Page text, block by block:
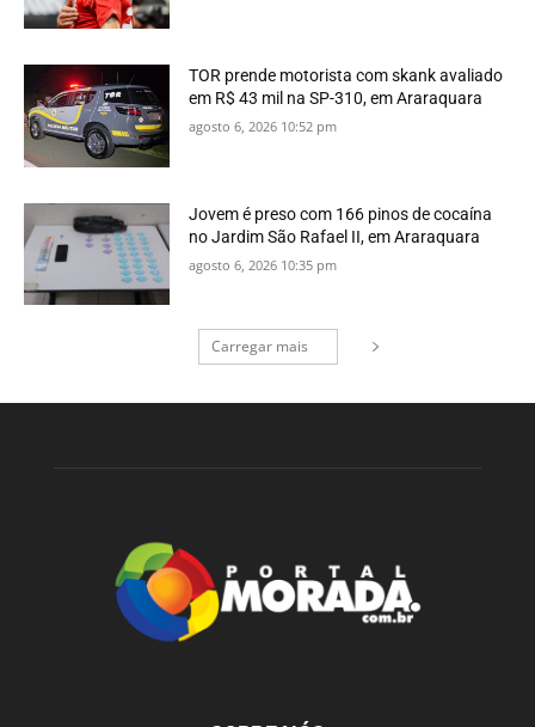
TOR prende motorista com skank avaliado
em R$ 43 mil na SP-310, em Araraquara
agosto 6, 2026 10:52 pm
Jovem é preso com 166 pinos de cocaína
no Jardim São Rafael II, em Araraquara
agosto 6, 2026 10:35 pm
Carregar mais